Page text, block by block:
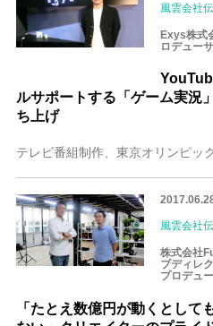
風雲会社伝
Exys株式
ロデュー
ルサポートする「ゲーム実況
ち上げ
風雲会社伝
株式会社
ブディレ
プロデュ
「たとえ数億円が動くとして